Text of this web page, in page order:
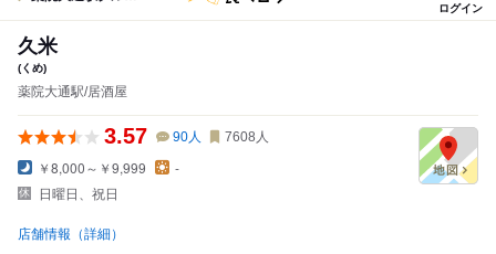
ログイン
久米
(くめ)
薬院大通駅/居酒屋
3.57 90人 7608 人
￥8,000～￥9,999
-
日曜日、祝日
店舗情報（詳細）